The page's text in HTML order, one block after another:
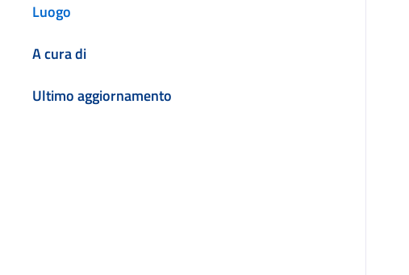
Luogo
A cura di
Ultimo aggiornamento